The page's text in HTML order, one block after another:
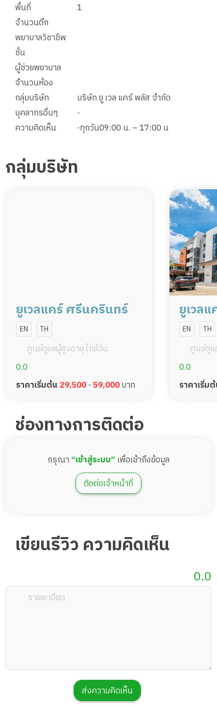
ห้องพัก 4 เตียง 56 ตรม.
พื้นที่ 56 ตรม.
32,500
จองห้องพักนี้
37,500บาท
จองห้องพักนี้
พื้นที่ 26 ตรม. 1 เตียง
ราคา43,000
19 ตรม
พื้นที่ 19 ตรม.1 เตียง
ราคา55,500
พื้นที่
1
จำนวนตึก
พยาบาลวิชาชีพ
ชั้น
ผู้ช่วยพยาบาล
จำนวนห้อง
กลุ่มบริษัท
บริษัท ยู เวล แคร์ พลัส จำกัด
บุคลากรอื่นๆ
-
ความคิดเห็น
-ทุกวัน09:00 น. – 17:00 น
กลุ่มบริษัท
ยูเวลแคร์ ศรีนครินทร์
EN TH
ศูนย์ดูแลผู้สูงอายุ ใกล้ฉัน
0.0
ราคาเริ่มต้น 29,500-59,000บาท
ยูเวล
EN TH
ศูนย์ดูแ
0.0
ราคาเริ่ม
ช่องทางการติดต่อ
กรุณา “เข้าสู่ระบบ” เพื่อเข้าถึงข้อมูล
ติดต่อเจ้าหน้าที่
เขียนรีวิว ความคิดเห็น
0.0
ส่งความคิดเห็น